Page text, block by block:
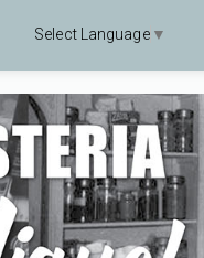
Select Language ▼